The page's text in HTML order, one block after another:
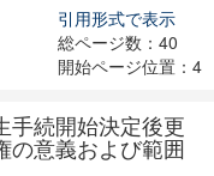
引用形式で表示
総ページ数：40
開始ページ位置：4
続開始決定後更
意義および範囲